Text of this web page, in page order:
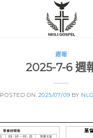
週報
2025-7-6 週
POSTED ON 2025/07/09 BY